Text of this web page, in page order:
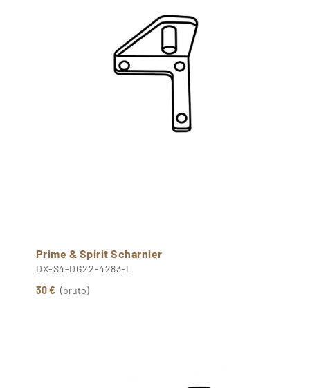
Prime & Spirit Scharnier
DX-S4-DG22-4283-L
30 € (bruto)